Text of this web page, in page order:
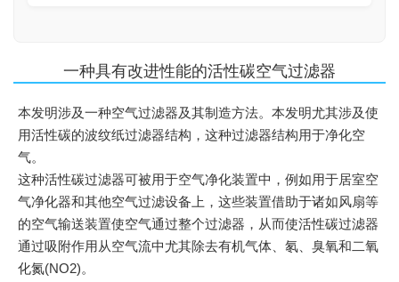
一种具有改进性能的活性碳空气过滤器
本发明涉及一种空气过滤器及其制造方法。本发明尤其涉及使
用活性碳的波纹纸过滤器结构，这种过滤器结构用于净化空
气。
这种活性碳过滤器可被用于空气净化装置中，例如用于居室空
气净化器和其他空气过滤设备上，这些装置借助于诸如风扇等
的空气输送装置使空气通过整个过滤器，从而使活性碳过滤器
通过吸附作用从空气流中尤其除去有机气体、氡、臭氧和二氧
化氮(NO2)。